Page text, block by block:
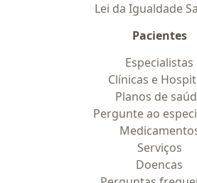
Lei da Igualdade
Pacientes
Especialistas
Clínicas e
Planos de
Pergunte ao
Serviços
Doencas